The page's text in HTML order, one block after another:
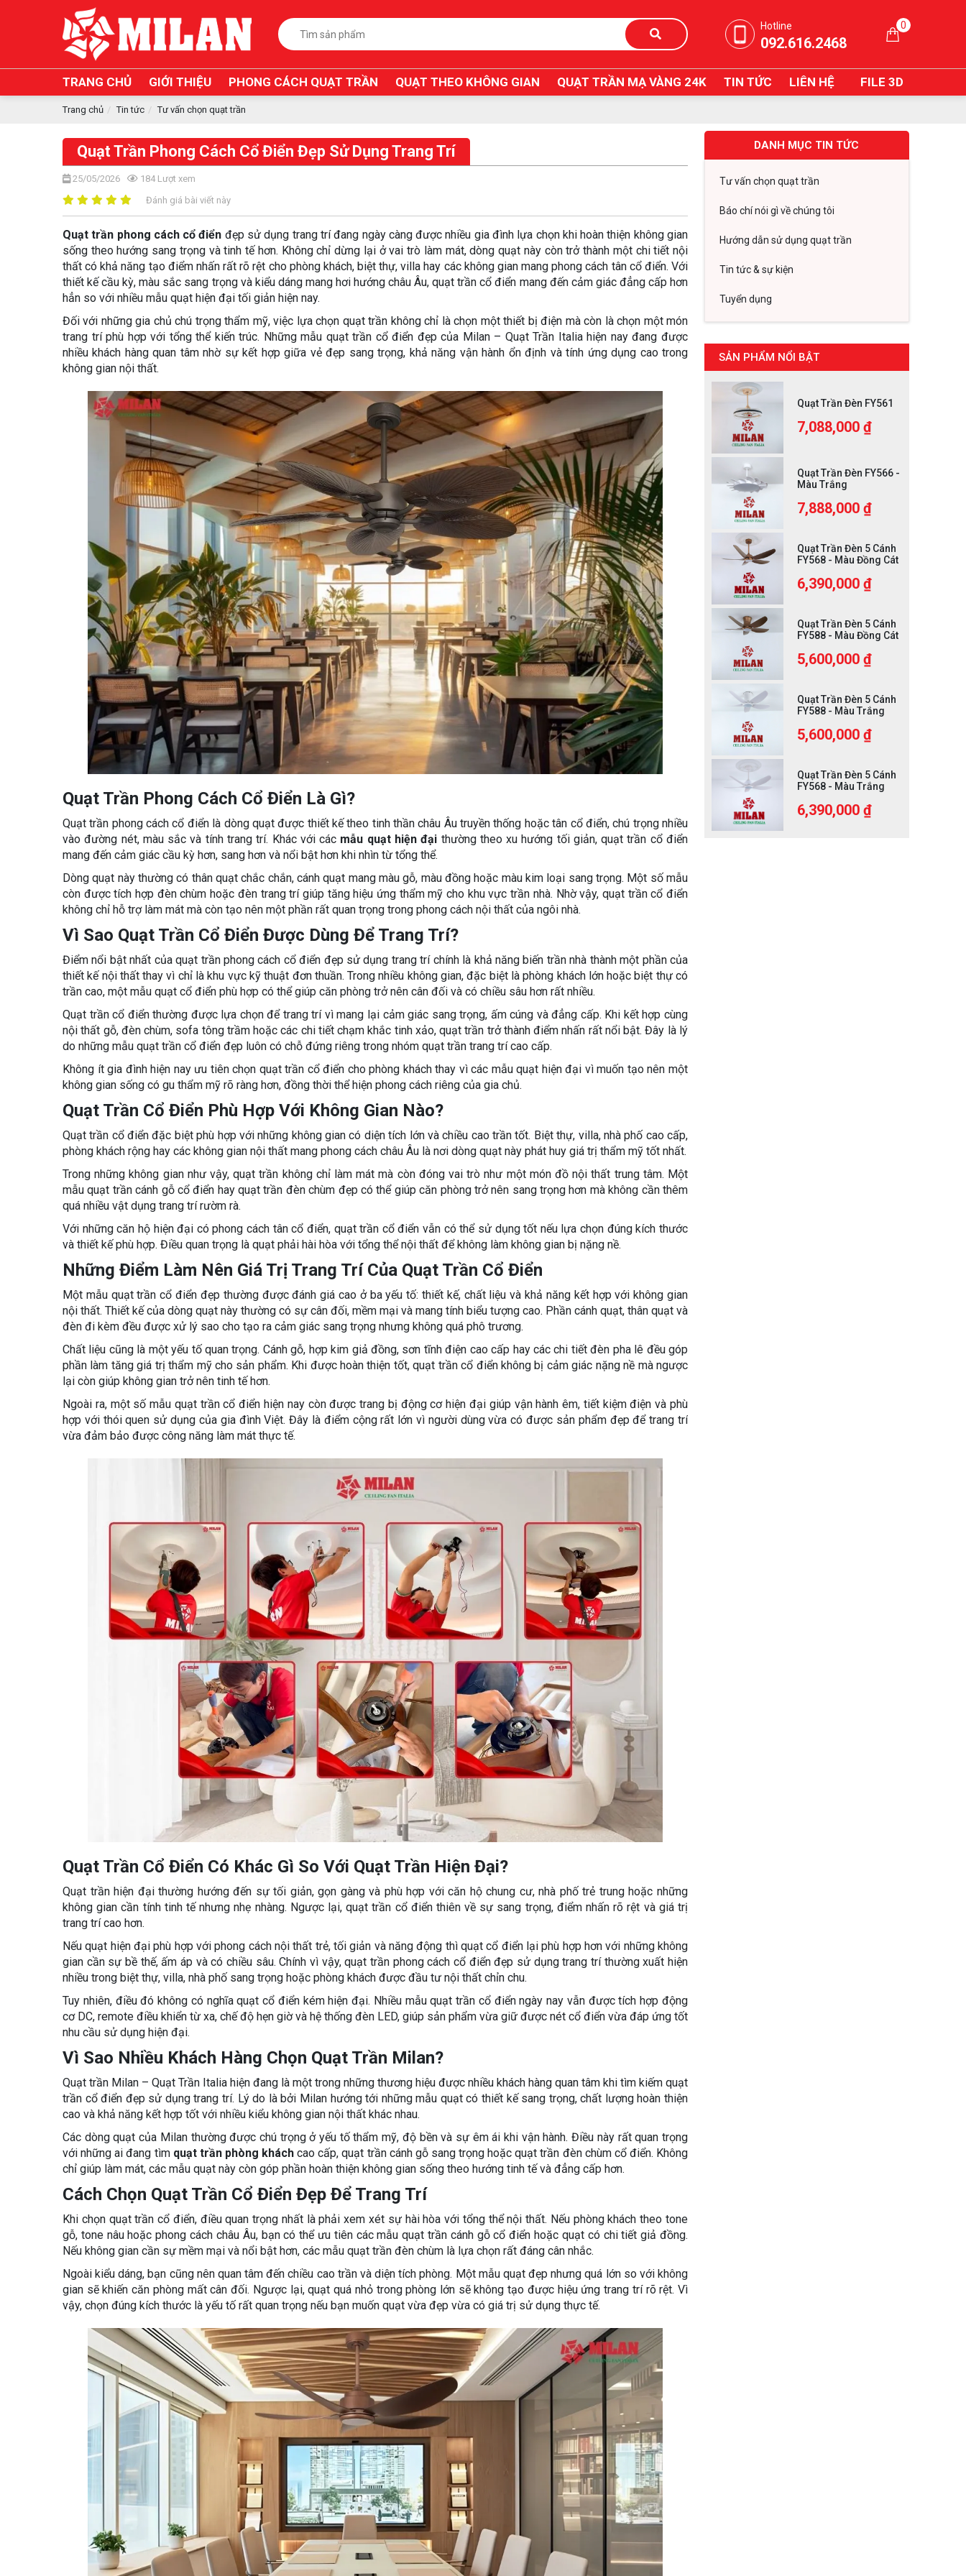
Hotline
092.616.2468
0
TRANG CHỦ GIỚI THIỆU PHONG CÁCH QUẠT TRẦN QUẠT THEO KHÔNG GIAN QUẠT TRẦN MẠ VÀNG 24K TIN TỨC LIÊN HỆ FILE 3D
Trang chủ Tin tức Tư vấn chọn quạt trần
Quạt Trần Phong Cách Cổ Điển Đẹp Sử Dụng Trang Trí
25/05/2026 184 Lượt xem
Đánh giá bài viết này
Quạt trần phong cách cổ điển đẹp sử dụng trang trí đang ngày càng được nhiều gia đình lựa chọn khi hoàn thiện không gian
sống theo hướng sang trọng và tinh tế hơn. Không chỉ dừng lại ở vai trò làm mát, dòng quạt này còn trở thành một chi tiết nội
thất có khả năng tạo điểm nhấn rất rõ rệt cho phòng khách, biệt thự, villa hay các không gian mang phong cách tân cổ điển. Với
thiết kế cầu kỳ, màu sắc sang trọng và kiểu dáng mang hơi hướng châu Âu, quạt trần cổ điển mang đến cảm giác đẳng cấp hơn
hẳn so với nhiều mẫu quạt hiện đại tối giản hiện nay.
Đối với những gia chủ chú trọng thẩm mỹ, việc lựa chọn quạt trần không chỉ là chọn một thiết bị điện mà còn là chọn một món
trang trí phù hợp với tổng thể kiến trúc. Những mẫu quạt trần cổ điển đẹp của Milan – Quạt Trần Italia hiện nay đang được
nhiều khách hàng quan tâm nhờ sự kết hợp giữa vẻ đẹp sang trọng, khả năng vận hành ổn định và tính ứng dụng cao trong
không gian nội thất.
Quạt Trần Phong Cách Cổ Điển Là Gì?
Quạt trần phong cách cổ điển là dòng quạt được thiết kế theo tinh thần châu Âu truyền thống hoặc tân cổ điển, chú trọng nhiều
vào đường nét, màu sắc và tính trang trí. Khác với các mẫu quạt hiện đại thường theo xu hướng tối giản, quạt trần cổ điển
mang đến cảm giác cầu kỳ hơn, sang hơn và nổi bật hơn khi nhìn từ tổng thể.
Dòng quạt này thường có thân quạt chắc chắn, cánh quạt mang màu gỗ, màu đồng hoặc màu kim loại sang trọng. Một số mẫu
còn được tích hợp đèn chùm hoặc đèn trang trí giúp tăng hiệu ứng thẩm mỹ cho khu vực trần nhà. Nhờ vậy, quạt trần cổ điển
không chỉ hỗ trợ làm mát mà còn tạo nên một phần rất quan trọng trong phong cách nội thất của ngôi nhà.
Vì Sao Quạt Trần Cổ Điển Được Dùng Để Trang Trí?
Điểm nổi bật nhất của quạt trần phong cách cổ điển đẹp sử dụng trang trí chính là khả năng biến trần nhà thành một phần của
thiết kế nội thất thay vì chỉ là khu vực kỹ thuật đơn thuần. Trong nhiều không gian, đặc biệt là phòng khách lớn hoặc biệt thự có
trần cao, một mẫu quạt cổ điển phù hợp có thể giúp căn phòng trở nên cân đối và có chiều sâu hơn rất nhiều.
Quạt trần cổ điển thường được lựa chọn để trang trí vì mang lại cảm giác sang trọng, ấm cúng và đẳng cấp. Khi kết hợp cùng
nội thất gỗ, đèn chùm, sofa tông trầm hoặc các chi tiết chạm khắc tinh xảo, quạt trần trở thành điểm nhấn rất nổi bật. Đây là lý
do những mẫu quạt trần cổ điển đẹp luôn có chỗ đứng riêng trong nhóm quạt trần trang trí cao cấp.
Không ít gia đình hiện nay ưu tiên chọn quạt trần cổ điển cho phòng khách thay vì các mẫu quạt hiện đại vì muốn tạo nên một
không gian sống có gu thẩm mỹ rõ ràng hơn, đồng thời thể hiện phong cách riêng của gia chủ.
Quạt Trần Cổ Điển Phù Hợp Với Không Gian Nào?
Quạt trần cổ điển đặc biệt phù hợp với những không gian có diện tích lớn và chiều cao trần tốt. Biệt thự, villa, nhà phố cao cấp,
phòng khách rộng hay các không gian nội thất mang phong cách châu Âu là nơi dòng quạt này phát huy giá trị thẩm mỹ tốt nhất.
Trong những không gian như vậy, quạt trần không chỉ làm mát mà còn đóng vai trò như một món đồ nội thất trung tâm. Một
mẫu quạt trần cánh gỗ cổ điển hay quạt trần đèn chùm đẹp có thể giúp căn phòng trở nên sang trọng hơn mà không cần thêm
quá nhiều vật dụng trang trí rườm rà.
Với những căn hộ hiện đại có phong cách tân cổ điển, quạt trần cổ điển vẫn có thể sử dụng tốt nếu lựa chọn đúng kích thước
và thiết kế phù hợp. Điều quan trọng là quạt phải hài hòa với tổng thể nội thất để không làm không gian bị nặng nề.
Những Điểm Làm Nên Giá Trị Trang Trí Của Quạt Trần Cổ Điển
Một mẫu quạt trần cổ điển đẹp thường được đánh giá cao ở ba yếu tố: thiết kế, chất liệu và khả năng kết hợp với không gian
nội thất. Thiết kế của dòng quạt này thường có sự cân đối, mềm mại và mang tính biểu tượng cao. Phần cánh quạt, thân quạt và
đèn đi kèm đều được xử lý sao cho tạo ra cảm giác sang trọng nhưng không quá phô trương.
Chất liệu cũng là một yếu tố quan trọng. Cánh gỗ, hợp kim giả đồng, sơn tĩnh điện cao cấp hay các chi tiết đèn pha lê đều góp
phần làm tăng giá trị thẩm mỹ cho sản phẩm. Khi được hoàn thiện tốt, quạt trần cổ điển không bị cảm giác nặng nề mà ngược
lại còn giúp không gian trở nên tinh tế hơn.
Ngoài ra, một số mẫu quạt trần cổ điển hiện nay còn được trang bị động cơ hiện đại giúp vận hành êm, tiết kiệm điện và phù
hợp với thói quen sử dụng của gia đình Việt. Đây là điểm cộng rất lớn vì người dùng vừa có được sản phẩm đẹp để trang trí
vừa đảm bảo được công năng làm mát thực tế.
Quạt Trần Cổ Điển Có Khác Gì So Với Quạt Trần Hiện Đại?
Quạt trần hiện đại thường hướng đến sự tối giản, gọn gàng và phù hợp với căn hộ chung cư, nhà phố trẻ trung hoặc những
không gian cần tính tinh tế nhưng nhẹ nhàng. Ngược lại, quạt trần cổ điển thiên về sự sang trọng, điểm nhấn rõ rệt và giá trị
trang trí cao hơn.
Nếu quạt hiện đại phù hợp với phong cách nội thất trẻ, tối giản và năng động thì quạt cổ điển lại phù hợp hơn với những không
gian cần sự bề thế, ấm áp và có chiều sâu. Chính vì vậy, quạt trần phong cách cổ điển đẹp sử dụng trang trí thường xuất hiện
nhiều trong biệt thự, villa, nhà phố sang trọng hoặc phòng khách được đầu tư nội thất chỉn chu.
Tuy nhiên, điều đó không có nghĩa quạt cổ điển kém hiện đại. Nhiều mẫu quạt trần cổ điển ngày nay vẫn được tích hợp động
cơ DC, remote điều khiển từ xa, chế độ hẹn giờ và hệ thống đèn LED, giúp sản phẩm vừa giữ được nét cổ điển vừa đáp ứng tốt
nhu cầu sử dụng hiện đại.
Vì Sao Nhiều Khách Hàng Chọn Quạt Trần Milan?
Quạt trần Milan – Quạt Trần Italia hiện đang là một trong những thương hiệu được nhiều khách hàng quan tâm khi tìm kiếm quạt
trần cổ điển đẹp sử dụng trang trí. Lý do là bởi Milan hướng tới những mẫu quạt có thiết kế sang trọng, chất lượng hoàn thiện
cao và khả năng kết hợp tốt với nhiều kiểu không gian nội thất khác nhau.
Các dòng quạt của Milan thường được chú trọng ở yếu tố thẩm mỹ, độ bền và sự êm ái khi vận hành. Điều này rất quan trọng
với những ai đang tìm quạt trần phòng khách cao cấp, quạt trần cánh gỗ sang trọng hoặc quạt trần đèn chùm cổ điển. Không
chỉ giúp làm mát, các mẫu quạt này còn góp phần hoàn thiện không gian sống theo hướng tinh tế và đẳng cấp hơn.
Cách Chọn Quạt Trần Cổ Điển Đẹp Để Trang Trí
Khi chọn quạt trần cổ điển, điều quan trọng nhất là phải xem xét sự hài hòa với tổng thể nội thất. Nếu phòng khách theo tone
gỗ, tone nâu hoặc phong cách châu Âu, bạn có thể ưu tiên các mẫu quạt trần cánh gỗ cổ điển hoặc quạt có chi tiết giả đồng.
Nếu không gian cần sự mềm mại và nổi bật hơn, các mẫu quạt trần đèn chùm là lựa chọn rất đáng cân nhắc.
Ngoài kiểu dáng, bạn cũng nên quan tâm đến chiều cao trần và diện tích phòng. Một mẫu quạt đẹp nhưng quá lớn so với không
gian sẽ khiến căn phòng mất cân đối. Ngược lại, quạt quá nhỏ trong phòng lớn sẽ không tạo được hiệu ứng trang trí rõ rệt. Vì
vậy, chọn đúng kích thước là yếu tố rất quan trọng nếu bạn muốn quạt vừa đẹp vừa có giá trị sử dụng thực tế.
DANH MỤC TIN TỨC
Tư vấn chọn quạt trần
Báo chí nói gì về chúng tôi
Hướng dẫn sử dụng quạt trần
Tin tức & sự kiện
Tuyển dụng
SẢN PHẨM NỔI BẬT
Quạt Trần Đèn FY561
7,088,000 ₫
Quạt Trần Đèn FY566 -
Màu Trắng
7,888,000 ₫
Quạt Trần Đèn 5 Cánh
FY568 - Màu Đồng Cát
6,390,000 ₫
Quạt Trần Đèn 5 Cánh
FY588 - Màu Đồng Cát
5,600,000 ₫
Quạt Trần Đèn 5 Cánh
FY588 - Màu Trắng
5,600,000 ₫
Quạt Trần Đèn 5 Cánh
FY568 - Màu Trắng
6,390,000 ₫